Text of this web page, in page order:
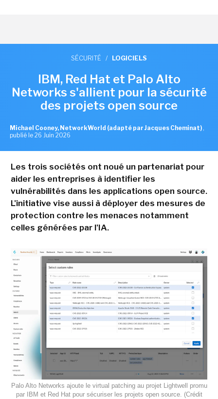
SÉCURITÉ / LOGICIELS
IBM, Red Hat et Palo Alto
Networks s'allient pour la sécurité
des projets open source
Michael Cooney, NetworkWorld (adapté par Jacques Cheminat) ,
publié le 26 Juin 2026
Les trois sociétés ont noué un partenariat pour
aider les entreprises à identifier les
vulnérabilités dans les applications open source.
L'initiative vise aussi à déployer des mesures de
protection contre les menaces notamment
celles générées par l'IA.
Palo Alto Networks ajoute le virtual patching au projet Lightwell promu
par IBM et Red Hat pour sécuriser les projets open source. (Crédit